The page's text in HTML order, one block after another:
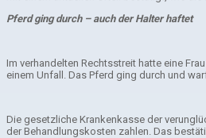
Pferd ging durch – auch der Halter haftet
Im verhandelten Rechtsstreit hatte eine
einem Unfall. Das Pferd ging durch und
Die gesetzliche Krankenkasse der
der Behandlungskosten zahlen. Das